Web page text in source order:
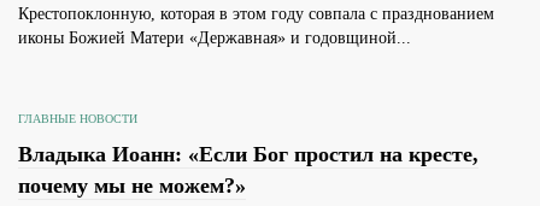
Крестопоклонную, которая в этом году совпала с празднованием
иконы Божией Матери «Державная» и годовщиной...
ГЛАВНЫЕ НОВОСТИ
Владыка Иоанн: «Если Бог простил на кресте,
почему мы не можем?»